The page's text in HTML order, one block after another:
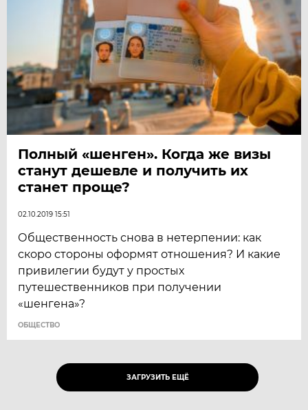
Полный «шенген». Когда же визы
станут дешевле и получить их
станет проще?
02.10.2019 15:51
Общественность снова в нетерпении: как
скоро стороны оформят отношения? И какие
привилегии будут у простых
путешественников при получении
«шенгена»?
ОБЩЕСТВО
ЗАГРУЗИТЬ ЕЩЁ